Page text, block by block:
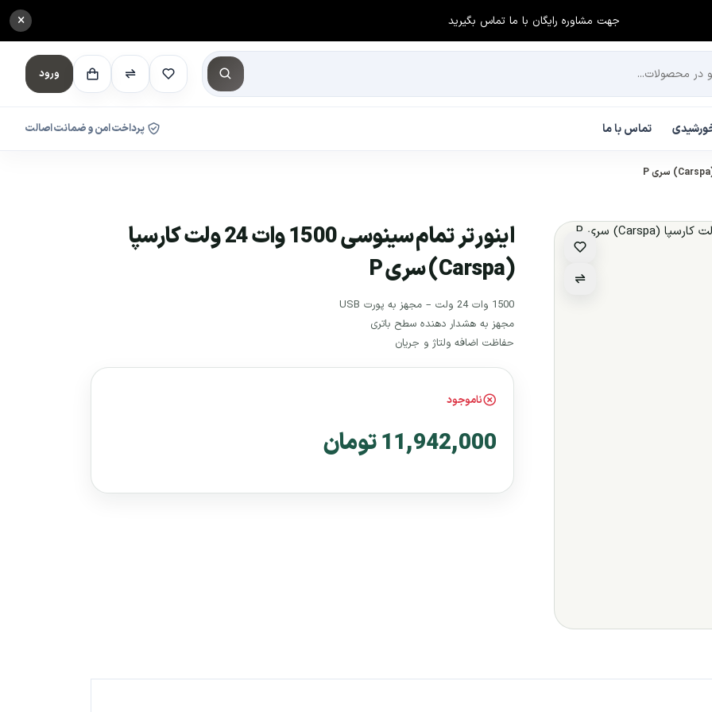
جهت مشاوره رایگان با ما تماس بگیرید ×
ورود
تماس با ما پرداخت امن و ضمانت اصالت
اینورتر تمام سینوسی 1500 وات 24 ولت کارسپا
(Carspa) سری P
1500 وات 24 ولت – مجهز به پورت USB
مجهز به هشدار دهنده سطح باتری
حفاظت اضافه ولتاژ و جریان
ناموجود
11,942,000 تومان